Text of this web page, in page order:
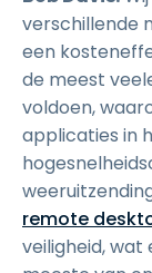
verschillende
een
de meest
voldoen,
applicaties in
remote
veiligheid, wat